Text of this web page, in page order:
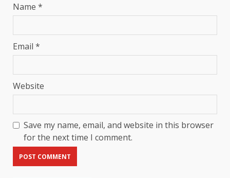
Name *
Email *
Website
Save my name, email, and website in this browser
for the next time I comment.